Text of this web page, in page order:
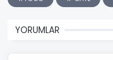
YORUMLAR